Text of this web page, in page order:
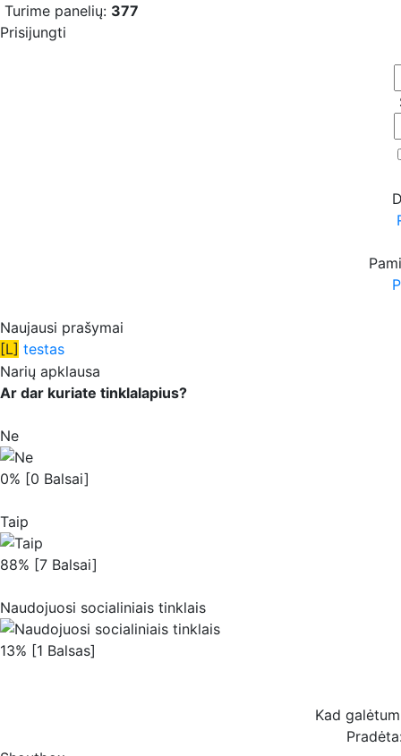
Turime panelių: 377
Prisijungti
Naujausi prašymai
[L] testas
Narių apklausa
Ar dar kuriate tinklalapius?
Ne
0% [0 Balsai]
Taip
88% [7 Balsai]
Naudojuosi socialiniais tinklais
13% [1 Balsas]
Kad